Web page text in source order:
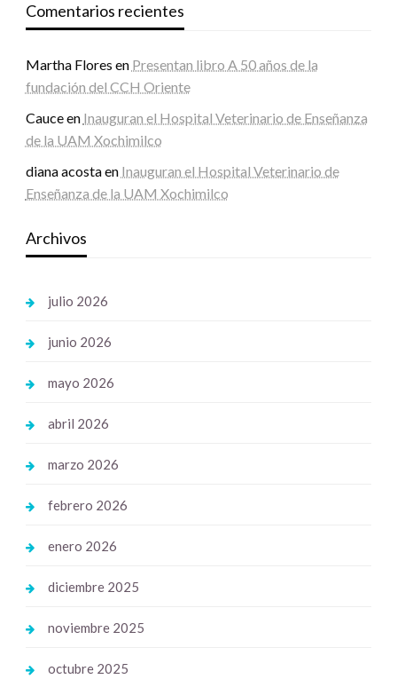
Comentarios recientes
Martha Flores en Presentan libro A 50 años de la
fundación del CCH Oriente
Cauceen Inauguran el Hospital Veterinario de Enseñanza
de la UAM Xochimilco
diana acostaen Inauguran el Hospital Veterinario de
Enseñanza de la UAM Xochimilco
Archivos
julio 2026
junio 2026
mayo 2026
abril 2026
marzo 2026
febrero 2026
enero 2026
diciembre 2025
noviembre 2025
octubre 2025